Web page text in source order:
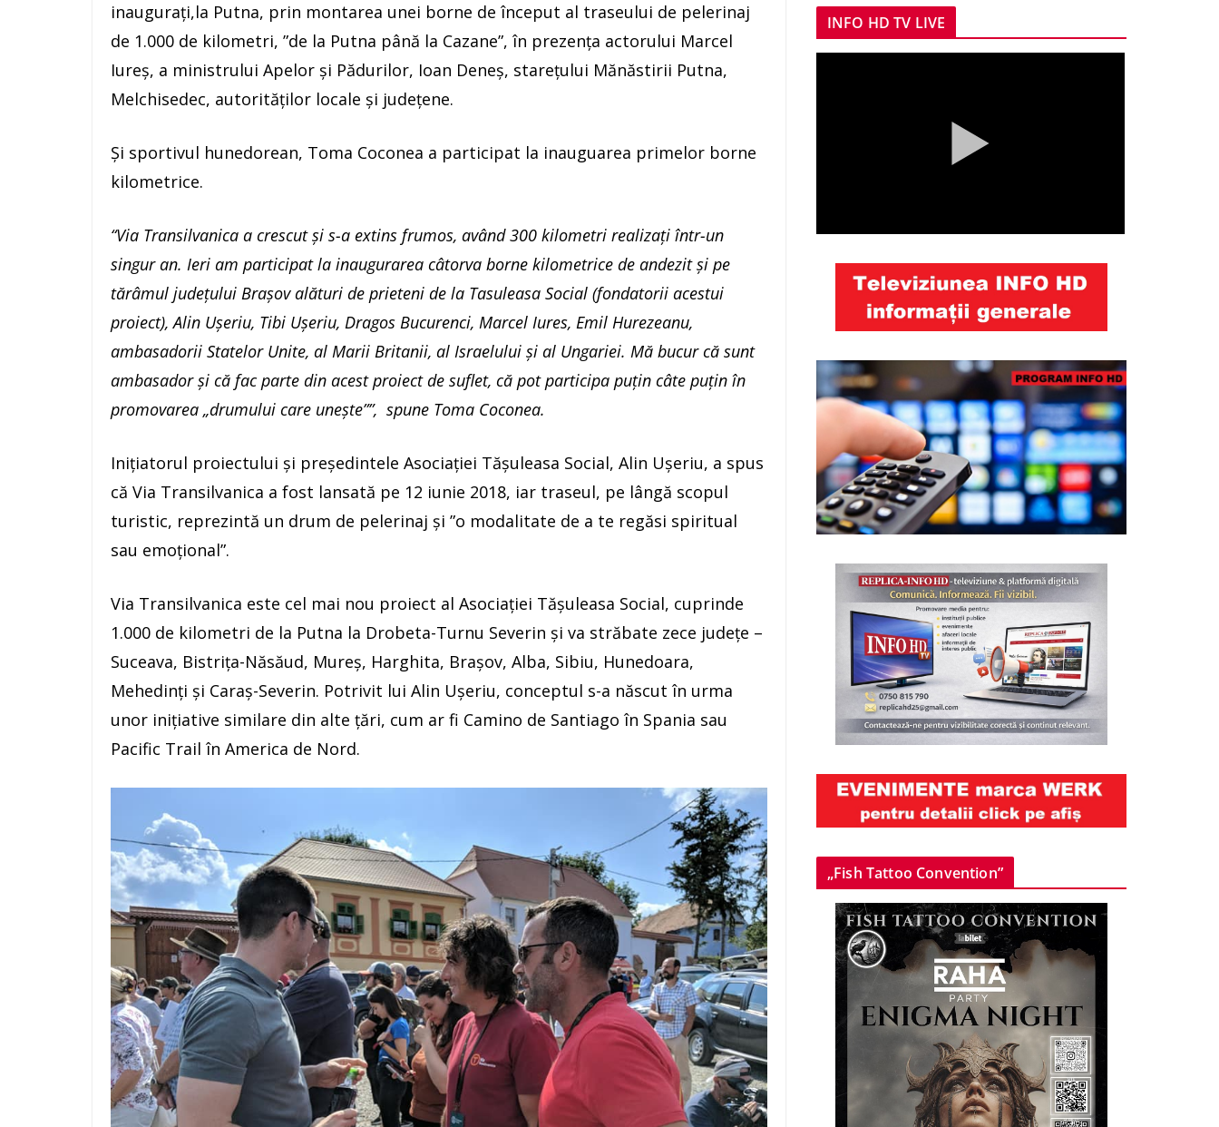
inauguraţi,la Putna, prin montarea unei borne de început al traseului de pelerinaj
de 1.000 de kilometri, ”de la Putna până la Cazane”, în prezenţa actorului Marcel
Iureş, a ministrului Apelor şi Pădurilor, Ioan Deneş, stareţului Mănăstirii Putna,
Melchisedec, autorităţilor locale şi judeţene.
Și sportivul hunedorean, Toma Coconea a participat la inauguarea primelor borne
kilometrice.
“Via Transilvanica a crescut și s-a extins frumos, având 300 kilometri realizați într-un
singur an. Ieri am participat la inaugurarea câtorva borne kilometrice de andezit și pe
tărâmul județului Brașov alături de prieteni de la Tasuleasa Social (fondatorii acestui
proiect), Alin Ușeriu, Tibi Ușeriu, Dragos Bucurenci, Marcel Iures, Emil Hurezeanu,
ambasadorii Statelor Unite, al Marii Britanii, al Israelului și al Ungariei. Mă bucur că sunt
ambasador și că fac parte din acest proiect de suflet, că pot participa puțin câte puțin în
promovarea „drumului care unește””, spune Toma Coconea.
Iniţiatorul proiectului şi preşedintele Asociaţiei Tăşuleasa Social, Alin Uşeriu, a spus
că Via Transilvanica a fost lansată pe 12 iunie 2018, iar traseul, pe lângă scopul
turistic, reprezintă un drum de pelerinaj şi ”o modalitate de a te regăsi spiritual
sau emoţional”.
Via Transilvanica este cel mai nou proiect al Asociaţiei Tăşuleasa Social, cuprinde
1.000 de kilometri de la Putna la Drobeta-Turnu Severin şi va străbate zece judeţe –
Suceava, Bistriţa-Năsăud, Mureş, Harghita, Braşov, Alba, Sibiu, Hunedoara,
Mehedinţi şi Caraş-Severin. Potrivit lui Alin Uşeriu, conceptul s-a născut în urma
unor iniţiative similare din alte ţări, cum ar fi Camino de Santiago în Spania sau
Pacific Trail în America de Nord.
INFO HD TV LIVE
„Fish Tattoo Convention”